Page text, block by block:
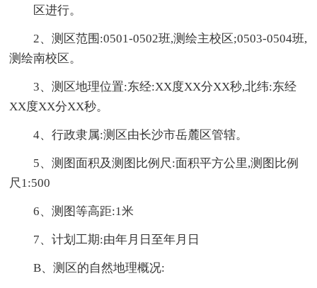
区进行。
2、测区范围:0501-0502班,测绘主校区;0503-0504班,
测绘南校区。
3、测区地理位置:东经:XX度XX分XX秒,北纬:东经
XX度XX分XX秒。
4、行政隶属:测区由长沙市岳麓区管辖。
5、测图面积及测图比例尺:面积平方公里,测图比例
尺1:500
6、测图等高距:1米
7、计划工期:由年月日至年月日
B、测区的自然地理概况: